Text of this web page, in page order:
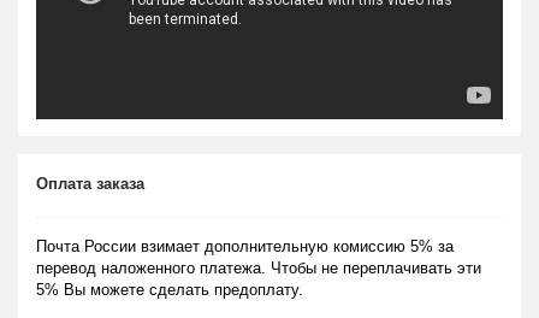
Оплата заказа
Почта России взимает дополнительную комиссию 5% за
перевод наложенного платежа. Чтобы не переплачивать эти
5% Вы можете сделать предоплату.